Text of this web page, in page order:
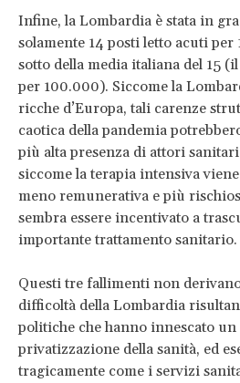
Infine, la Lombardia è stata in
solamente 14 posti letto acuti
sotto della media italiana del 15
per 100.000). Siccome la
ricche d’Europa, tali carenze
caotica della pandemia
più alta presenza di attori
siccome la terapia intensiva
meno remunerativa e più
sembra essere incentivato a
importante trattamento sanitario.
Questi tre fallimenti non
difficoltà della Lombardia
politiche che hanno innescato
privatizzazione della sanità, ed
tragicamente come i servizi